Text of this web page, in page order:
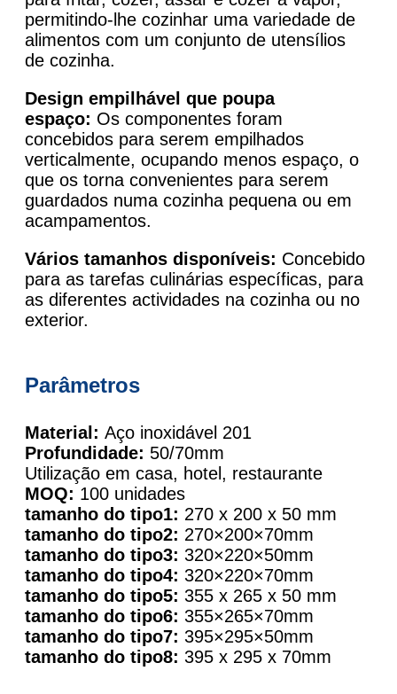
permitindo-lhe cozinhar uma variedade de
alimentos com um conjunto de utensílios
de cozinha.
Design empilhável que poupa
espaço: Os componentes foram
concebidos para serem empilhados
verticalmente, ocupando menos espaço, o
que os torna convenientes para serem
guardados numa cozinha pequena ou em
acampamentos.
Vários tamanhos disponíveis: Concebido
para as tarefas culinárias específicas, para
as diferentes actividades na cozinha ou no
exterior.
Parâmetros
Material: Aço inoxidável 201
Profundidade: 50/70mm
Utilização em casa, hotel, restaurante
MOQ: 100 unidades
tamanho do tipo1: 270 x 200 x 50 mm
tamanho do tipo2: 270×200×70mm
tamanho do tipo3: 320×220×50mm
tamanho do tipo4: 320×220×70mm
tamanho do tipo5: 355 x 265 x 50 mm
tamanho do tipo6: 355×265×70mm
tamanho do tipo7: 395×295×50mm
tamanho do tipo8: 395 x 295 x 70mm